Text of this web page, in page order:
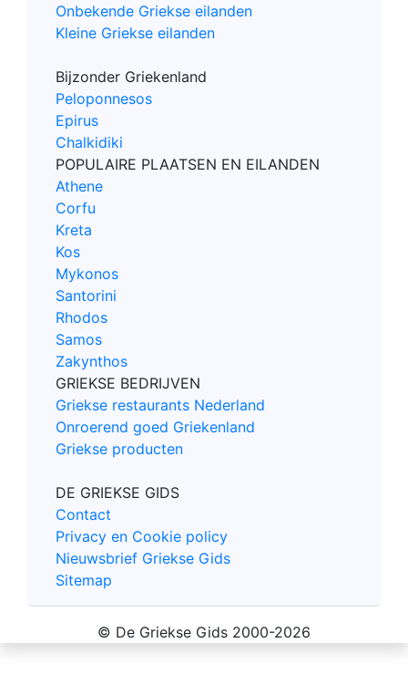
Onbekende Griekse eilanden
Kleine Griekse eilanden
Bijzonder Griekenland
Peloponnesos
Epirus
Chalkidiki
POPULAIRE PLAATSEN EN EILANDEN
Athene
Corfu
Kreta
Kos
Mykonos
Santorini
Rhodos
Samos
Zakynthos
GRIEKSE BEDRIJVEN
Griekse restaurants Nederland
Onroerend goed Griekenland
Griekse producten
DE GRIEKSE GIDS
Contact
Privacy en Cookie policy
Nieuwsbrief Griekse Gids
Sitemap
© De Griekse Gids 2000-2026